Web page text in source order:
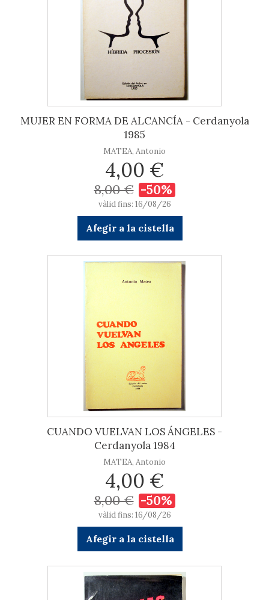
MUJER EN FORMA DE ALCANCÍA - Cerdanyola
1985
MATEA, Antonio
4,00 €
8,00 € -50%
vàlid fins: 16/08/26
Afegir a la cistella
CUANDO VUELVAN LOS ÁNGELES -
Cerdanyola 1984
MATEA, Antonio
4,00 €
8,00 € -50%
vàlid fins: 16/08/26
Afegir a la cistella